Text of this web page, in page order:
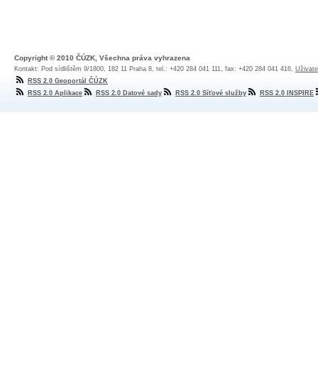
Copyright © 2010 ČÚZK, Všechna práva vyhrazena
Kontakt: Pod sídlištěm 9/1800, 182 11 Praha 8, tel.: +420 284 041 111, fax: +420 284 041 416,
RSS 2.0 Geoportál ČÚZK
RSS 2.0 Aplikace
RSS 2.0 Datové sady RSS 2.0 Síťové služby RSS 2.0 INSPIRE